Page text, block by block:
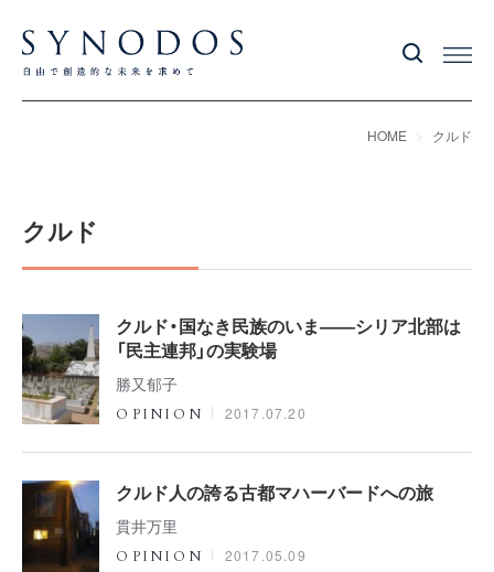
HOME クルド
クルド
クルド・国なき民族のいま――シリア北部は
「民主連邦」の実験場
勝又郁子
OPINION 2017.07.20
クルド人の誇る古都マハーバードへの旅
貫井万里
OPINION 2017.05.09